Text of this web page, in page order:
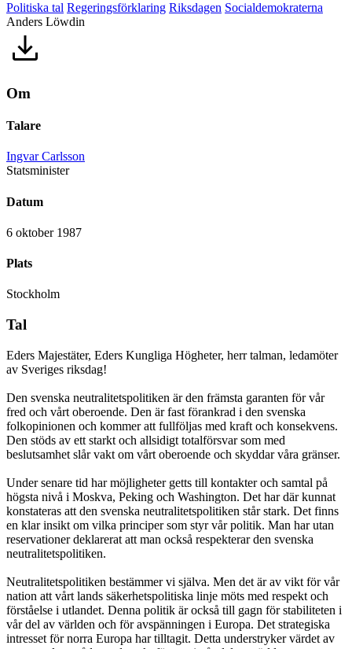
Politiska tal Regeringsförklaring Riksdagen Socialdemokraterna
Anders Löwdin
Om
Talare
Ingvar Carlsson
Statsminister
Datum
6 oktober 1987
Plats
Stockholm
Tal
Eders Majestäter, Eders Kungliga Högheter, herr talman, ledamöter
av Sveriges riksdag!
Den svenska neutralitetspolitiken är den främsta garanten för vår
fred och vårt oberoende. Den är fast förankrad i den svenska
folkopinionen och kommer att fullföljas med kraft och konsekvens.
Den stöds av ett starkt och allsidigt totalförsvar som med
beslutsamhet slår vakt om vårt oberoende och skyddar våra gränser.
Under senare tid har möjligheter getts till kontakter och samtal på
högsta nivå i Moskva, Peking och Washington. Det har där kunnat
konstateras att den svenska neutralitetspolitiken står stark. Det finns
en klar insikt om vilka principer som styr vår politik. Man har utan
reservationer deklarerat att man också respekterar den svenska
neutralitetspolitiken.
Neutralitetspolitiken bestämmer vi själva. Men det är av vikt för vår
nation att vårt lands säkerhetspolitiska linje möts med respekt och
förståelse i utlandet. Denna politik är också till gagn för stabiliteten i
vår del av världen och för avspänningen i Europa. Det strategiska
intresset för norra Europa har tilltagit. Detta understryker värdet av